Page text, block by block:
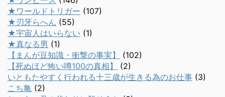
★ワールドトリガー (107)
★刃牙らへん (55)
★宇宙人はいらない (1)
★真なる男 (1)
【まんが豆知識・衝撃の事実】
(102)
【死ぬほど怖い噂100の真相】
(2)
いともたやすく行われる十三歳が生きる為のお仕事 (3)
こち亀 (2)